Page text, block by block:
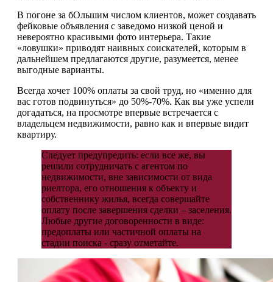
В погоне за бОльшим числом клиентов, может создавать
фейковые объявления с заведомо низкой ценой и
невероятно красивыми фото интерьера. Такие
«ловушки» приводят наивных соискателей, которым в
дальнейшем предлагаются другие, разумеется, менее
выгодные варианты.
Всегда хочет 100% оплаты за свой труд, но «именно для
вас готов подвинуться» до 50%-70%. Как вы уже успели
догадаться, на просмотре впервые встречается с
владельцем недвижимости, равно как и впервые видит
квартиру.
Следует предупредить: если все же, вы
решили сотрудничать с агентом по
недвижимости, вне зависимости от вида
риелтора, его отношения к объекту и
собственнику жилья, всегда совершайте
оплату после завершения сделки – заселения.
Любые другие договоренности в виде:
предоплаты или частичной оплаты на
стадии поиска - сразу отметайте.